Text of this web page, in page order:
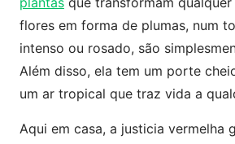
flores em forma de plumas, num
intenso ou rosado, são
Além disso, ela tem um porte
um ar tropical que traz vida a
Aqui em casa, a justicia vermelha